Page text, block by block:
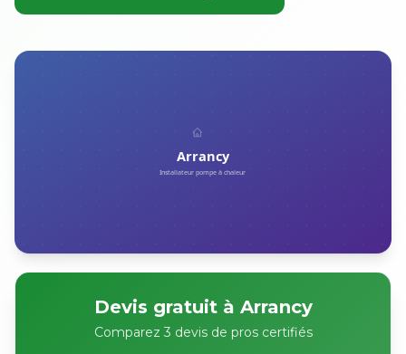
Devis gratuit à Arrancy
Comparez 3 devis de pros certifiés